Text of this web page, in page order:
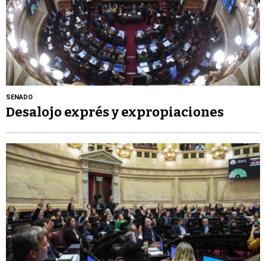
SENADO
Desalojo exprés y expropiaciones